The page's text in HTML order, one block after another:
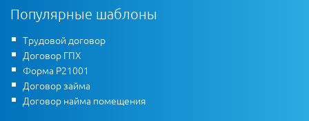
Популярные шаблоны
Трудовой договор
Договор ГПХ
Форма Р21001
Договор займа
Договор найма помещения